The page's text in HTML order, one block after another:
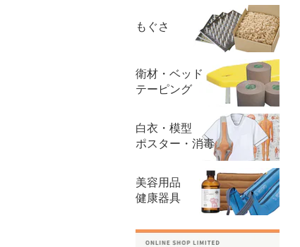
もぐさ
衛材・ベッド
テーピング
白衣・模型
ポスター・消毒
美容用品
健康器具